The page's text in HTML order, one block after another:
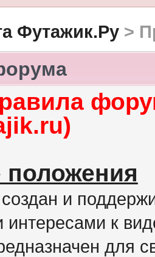
Футажик.Ру>
и
интересами к
для